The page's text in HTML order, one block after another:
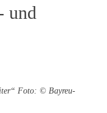
und
Foto: © Bay­reu­